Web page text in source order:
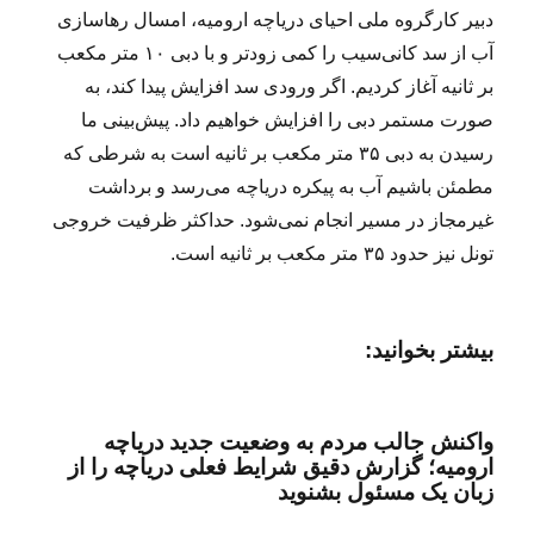
دبیر کارگروه ملی احیای دریاچه ارومیه، امسال رهاسازی
آب از سد کانی‌سیب را کمی زودتر و با دبی ۱۰ متر مکعب
بر ثانیه آغاز کردیم. اگر ورودی‌ سد افزایش پیدا کند، به
صورت مستمر دبی را افزایش خواهیم داد. پیش‌بینی ما
رسیدن به دبی ۳۵ متر مکعب بر ثانیه است به شرطی که
مطمئن باشیم آب به پیکره دریاچه می‌رسد و برداشت
غیرمجاز در مسیر انجام نمی‌شود. حداکثر ظرفیت خروجی
تونل نیز حدود ۳۵ متر مکعب بر ثانیه است.
بیشتر بخوانید:
واکنش جالب مردم به وضعیت جدید دریاچه
ارومیه؛ گزارش دقیق شرایط فعلی دریاچه را از
زبان یک مسئول بشنوید